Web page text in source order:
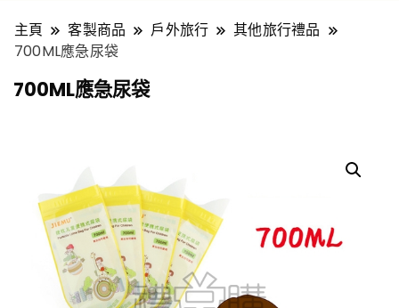
主頁 客製商品 戶外旅行
其他旅行禮品
700ML應急尿袋
700ML應急尿袋